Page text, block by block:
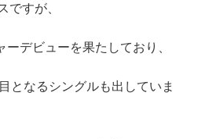
ですが、
デビューを果たしており、
となるシングルも出していま